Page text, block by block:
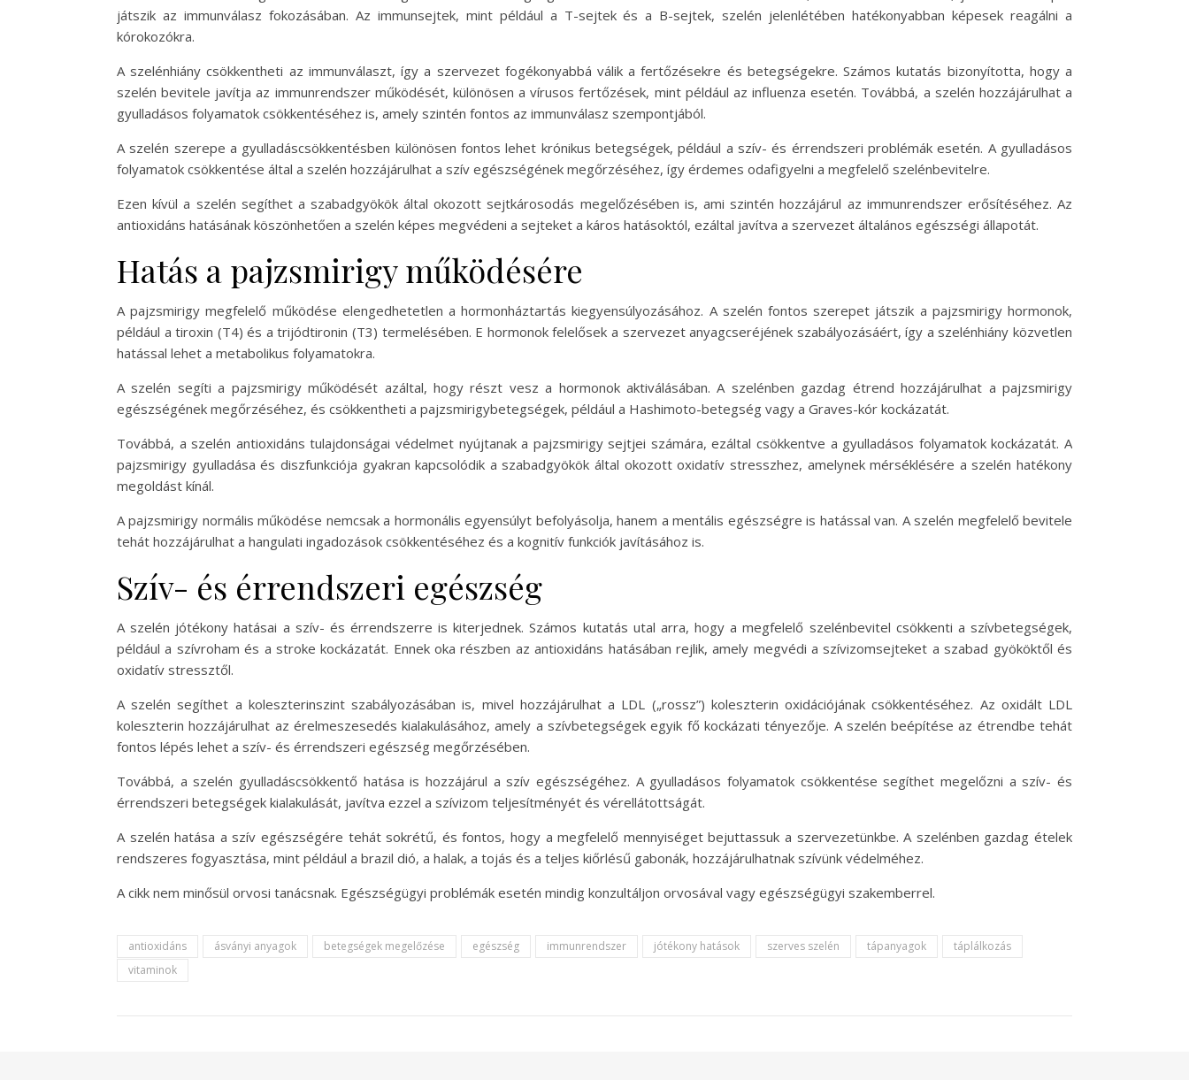
játszik az immunválasz fokozásában. Az immunsejtek, mint például a T-sejtek és a B-sejtek, szelén jelenlétében hatékonyabban képesek reagálni a
kórokozókra.
A szelénhiány csökkentheti az immunválaszt, így a szervezet fogékonyabbá válik a fertőzésekre és betegségekre. Számos kutatás bizonyította, hogy a
szelén bevitele javítja az immunrendszer működését, különösen a vírusos fertőzések, mint például az influenza esetén. Továbbá, a szelén hozzájárulhat a
gyulladásos folyamatok csökkentéséhez is, amely szintén fontos az immunválasz szempontjából.
A szelén szerepe a gyulladáscsökkentésben különösen fontos lehet krónikus betegségek, például a szív- és érrendszeri problémák esetén. A gyulladásos
folyamatok csökkentése által a szelén hozzájárulhat a szív egészségének megőrzéséhez, így érdemes odafigyelni a megfelelő szelénbevitelre.
Ezen kívül a szelén segíthet a szabadgyökök által okozott sejtkárosodás megelőzésében is, ami szintén hozzájárul az immunrendszer erősítéséhez. Az
antioxidáns hatásának köszönhetően a szelén képes megvédeni a sejteket a káros hatásoktól, ezáltal javítva a szervezet általános egészségi állapotát.
Hatás a pajzsmirigy működésére
A pajzsmirigy megfelelő működése elengedhetetlen a hormonháztartás kiegyensúlyozásához. A szelén fontos szerepet játszik a pajzsmirigy hormonok,
például a tiroxin (T4) és a trijódtironin (T3) termelésében. E hormonok felelősek a szervezet anyagcseréjének szabályozásáért, így a szelénhiány közvetlen
hatással lehet a metabolikus folyamatokra.
A szelén segíti a pajzsmirigy működését azáltal, hogy részt vesz a hormonok aktiválásában. A szelénben gazdag étrend hozzájárulhat a pajzsmirigy
egészségének megőrzéséhez, és csökkentheti a pajzsmirigybetegségek, például a Hashimoto-betegség vagy a Graves-kór kockázatát.
Továbbá, a szelén antioxidáns tulajdonságai védelmet nyújtanak a pajzsmirigy sejtjei számára, ezáltal csökkentve a gyulladásos folyamatok kockázatát. A
pajzsmirigy gyulladása és diszfunkciója gyakran kapcsolódik a szabadgyökök által okozott oxidatív stresszhez, amelynek mérséklésére a szelén hatékony
megoldást kínál.
A pajzsmirigy normális működése nemcsak a hormonális egyensúlyt befolyásolja, hanem a mentális egészségre is hatással van. A szelén megfelelő bevitele
tehát hozzájárulhat a hangulati ingadozások csökkentéséhez és a kognitív funkciók javításához is.
Szív- és érrendszeri egészség
A szelén jótékony hatásai a szív- és érrendszerre is kiterjednek. Számos kutatás utal arra, hogy a megfelelő szelénbevitel csökkenti a szívbetegségek,
például a szívroham és a stroke kockázatát. Ennek oka részben az antioxidáns hatásában rejlik, amely megvédi a szívizomsejteket a szabad gyököktől és
oxidatív stressztől.
A szelén segíthet a koleszterinszint szabályozásában is, mivel hozzájárulhat a LDL („rossz”) koleszterin oxidációjának csökkentéséhez. Az oxidált LDL
koleszterin hozzájárulhat az érelmeszesedés kialakulásához, amely a szívbetegségek egyik fő kockázati tényezője. A szelén beépítése az étrendbe tehát
fontos lépés lehet a szív- és érrendszeri egészség megőrzésében.
Továbbá, a szelén gyulladáscsökkentő hatása is hozzájárul a szív egészségéhez. A gyulladásos folyamatok csökkentése segíthet megelőzni a szív- és
érrendszeri betegségek kialakulását, javítva ezzel a szívizom teljesítményét és vérellátottságát.
A szelén hatása a szív egészségére tehát sokrétű, és fontos, hogy a megfelelő mennyiséget bejuttassuk a szervezetünkbe. A szelénben gazdag ételek
rendszeres fogyasztása, mint például a brazil dió, a halak, a tojás és a teljes kiőrlésű gabonák, hozzájárulhatnak szívünk védelméhez.
A cikk nem minősül orvosi tanácsnak. Egészségügyi problémák esetén mindig konzultáljon orvosával vagy egészségügyi szakemberrel.
antioxidáns ásványi anyagok betegségek megelőzése egészség immunrendszer jótékony hatások szerves szelén tápanyagok
táplálkozás
vitaminok